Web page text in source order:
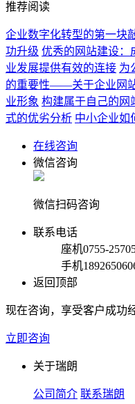
推荐阅读
企业数字化转型的第一块
功升级 优秀的网站建设：
业发展提供有效的连接 为
的重要性——关于企业网
业形象 构建属于自己的网
式的优劣分析 中小企业如
在线咨询
微信咨询
微信扫码咨询
联系电话
座机0755-
手机
返回顶部
现在咨询，享受客户成功
立即咨询
关于瑞朗
公司简介 联系瑞朗